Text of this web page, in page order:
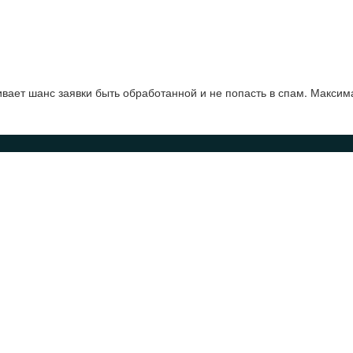
шанс заявки быть обработанной и не попасть в спам.